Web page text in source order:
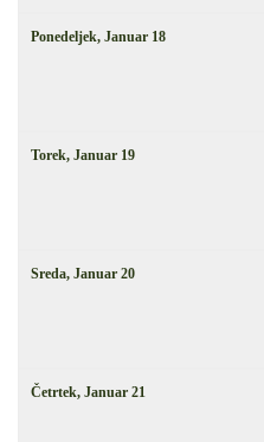
Ponedeljek, Januar 18
Torek, Januar 19
Sreda, Januar 20
Četrtek, Januar 21